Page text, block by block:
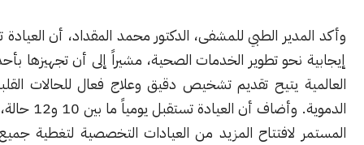
الطبي للمشفى، الدكتور محمد المقداد، أن العيادة تمثل مرحلة
نحو تطوير الخدمات الصحية، مشيراً إلى أن تجهيزها بأحدث الأجهزة
يتيح تقديم تشخيص دقيق وعلاج فعال للحالات القلبية والأوعية
الدموية. وأضاف أن العيادة تستقبل يومياً ما بين 10 و12 حالة، مع السعي
لافتتاح المزيد من العيادات التخصصية لتغطية جميع احتياجات